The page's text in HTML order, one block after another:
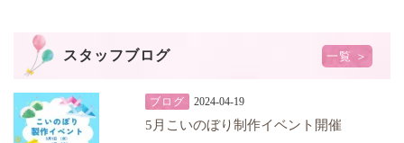
スタッフブログ 一覧 ＞
ブログ 2024-04-19
5月こいのぼり制作イベント開催